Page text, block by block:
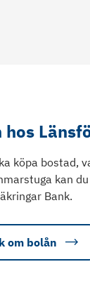
hos
köpa bostad,
kan
Bank.
om bolån